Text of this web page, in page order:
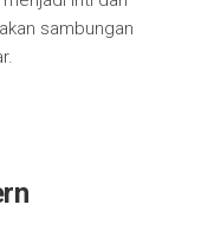
sambungan